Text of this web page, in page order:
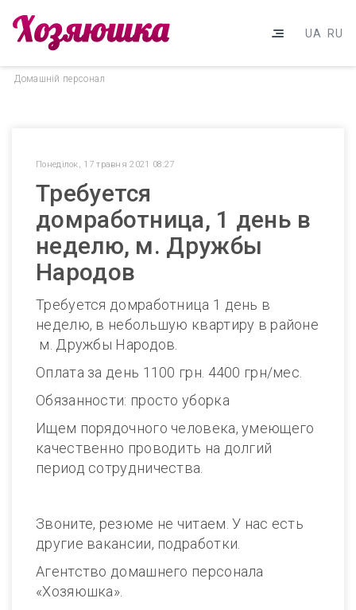
UA RU
Домашнiй персонал
Понеділок, 17 травня 2021 08:27
Требуется
домработница, 1 день в
неделю, м. Дружбы
Народов
Требуется домработница 1 день в
неделю, в небольшую квартиру в районе
м. Дружбы Народов.
Оплата за день 1100 грн. 4400 грн/мес.
Обязанности: просто уборка
Ищем порядочного человека, умеющего
качественно проводить на долгий
период сотрудничества.
Звоните, резюме не читаем. У нас есть
другие вакансии, подработки.
Агентство домашнего персонала
«Хозяюшка».